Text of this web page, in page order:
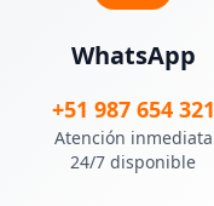
WhatsApp
+51 987 654 321
Atención inmediata
24/7 disponible